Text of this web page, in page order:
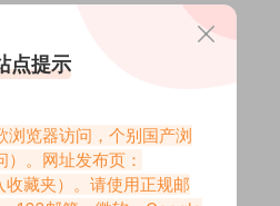
[13P-10V 68.07 MB]
[8P-7V 17.88 MB]
[13P-6V 19.19 MB]
[12P-12V 30.51 MB]
点提示
浏览器访问，个别国产浏
。网址发布页：
收藏夹）。请使用正规邮